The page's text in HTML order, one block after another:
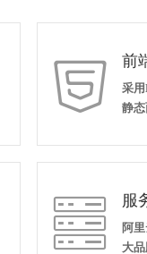
 前
采
静
 服
阿
大